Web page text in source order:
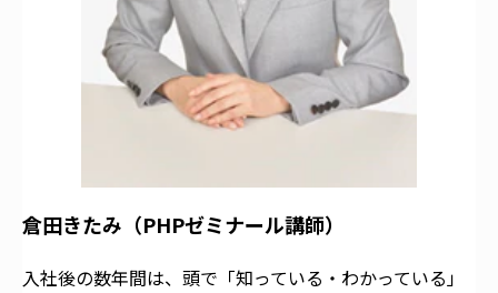
倉田きたみ（PHPゼミナール講師）
入社後の数年間は、頭で「知っている・わかっている」